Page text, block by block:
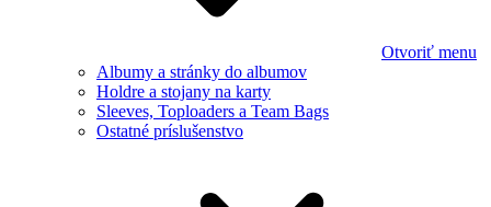
Otvoriť menu
Albumy a stránky do albumov
Holdre a stojany na karty
Sleeves, Toploaders a Team Bags
Ostatné príslušenstvo